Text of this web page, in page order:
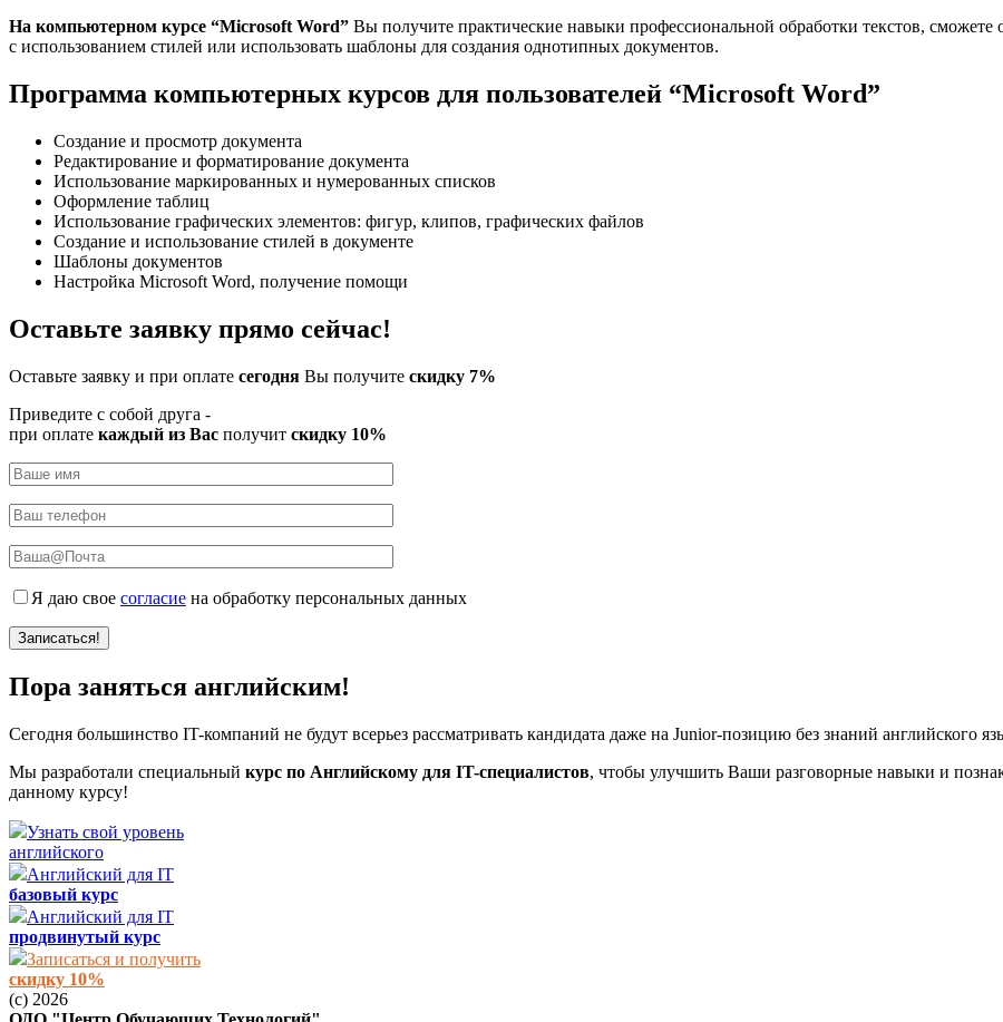
На компьютерном курсе “Microsoft Word” Вы получите практические навыки профессиональной обработки текстов,
с использованием стилей или использовать шаблоны для создания однотипных документов.
Программа компьютерных курсов для пользователей “Microsoft Word”
Создание и просмотр документа
Редактирование и форматирование документа
Использование маркированных и нумерованных списков
Оформление таблиц
Использование графических элементов: фигур, клипов, графических файлов
Создание и использование стилей в документе
Шаблоны документов
Настройка Microsoft Word, получение помощи
Оставьте заявку прямо сейчас!
Оставьте заявку и при оплате сегодня Вы получите скидку 7%
Приведите с собой друга -
при оплате каждый из Вас получит скидку 10%
Я даю свое согласие на обработку персональных данных
Пора заняться английским!
Сегодня большинство IT-компаний не будут всерьез рассматривать кандидата даже на Junior-позицию без знаний английского
Мы разработали специальный курс по Английскому для IT-специалистов, чтобы улучшить Ваши разговорные навыки и
данному курсу!
Узнать свой уровень
английского
Английский для IT
базовый курс
Английский для IT
продвинутый курс
Записаться и получить
скидку 10%
(c) 2026